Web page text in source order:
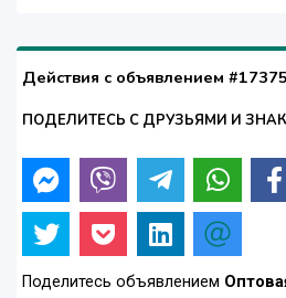
Действия с объявлением
ПОДЕЛИТЕСЬ С ДРУЗЬЯМИ И
Поделитесь объявлением